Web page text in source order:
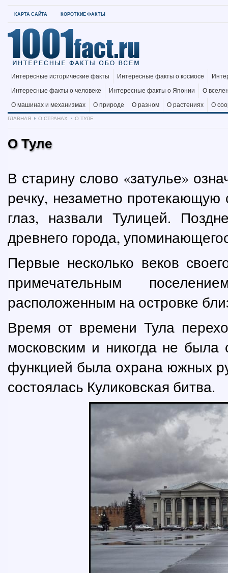
КАРТА САЙТА КОРОТКИЕ ФАКТЫ
Интересные исторические факты Интересные факты о космосе
Интересные факты о человеке
Интересные факты о Японии
О
О машинах и механизмах
О природе О разном О растениях
О
ГЛАВНАЯ
О СТРАНАХ О ТУЛЕ
О Туле
В старину слово «затулье»
речку, незаметно
глаз, назвали Тулицей.
древнего города,
Первые несколько веков
примечательным
расположенным на островке
Время от времени Тула
московским и никогда не
функцией была охрана южных
состоялась Куликовская битва.